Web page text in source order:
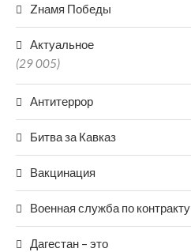
Zнамя Победы
Актуальное
(29 005)
Антитеррор
Битва за Кавказ
Вакцинация
Военная служба по контракту
Дагестан – это